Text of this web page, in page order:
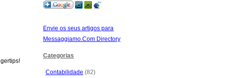
Envie os seus artigos para
Messaggiamo.Com Directory
Categorias
Contabilidade (82)